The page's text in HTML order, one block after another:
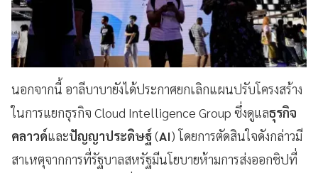
นอกจากนี้ อาลีบาบายังได้ประกาศยกเลิกแผนปรับโครงสร้าง
ในการแยกธุรกิจ Cloud Intelligence Group ซึ่งดูแลธุรกิจ
คลาวด์และปัญญาประดิษฐ์(AI) โดยการตัดสินใจดังกล่าวมี
สาเหตุจากการที่รัฐบาลสหรัฐมีนโยบายห้ามการส่งออกชิปที่